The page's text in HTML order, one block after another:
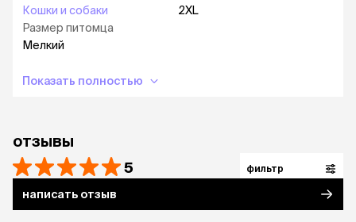
Кошки и собаки
Размер питомца
Мелкий
2XL
Показать полностью
отзывы
5 фильтр
написать отзыв